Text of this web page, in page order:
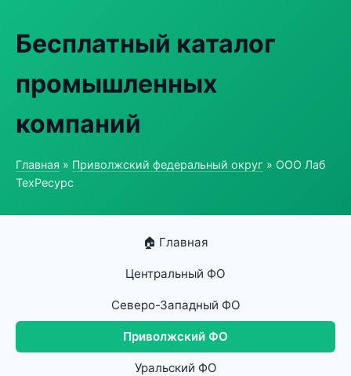
Бесплатный каталог
промышленных
компаний
Главная » Приволжский федеральный округ » ООО Лаб
ТехРесурс
🏠 Главная
Центральный ФО
Северо-Западный ФО
Приволжский ФО
Уральский ФО